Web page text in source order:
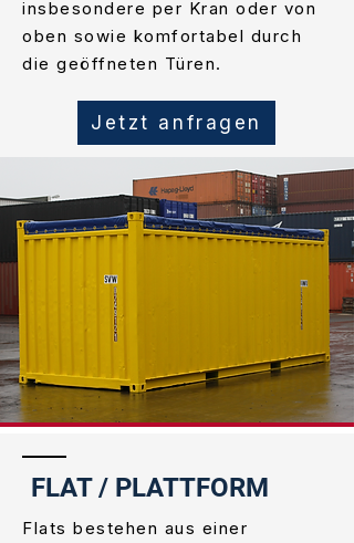
insbesondere per Kran oder von
oben sowie komfortabel durch
die geöffneten Türen.
Jetzt anfragen
FLAT / PLATTFORM
Flats bestehen aus einer